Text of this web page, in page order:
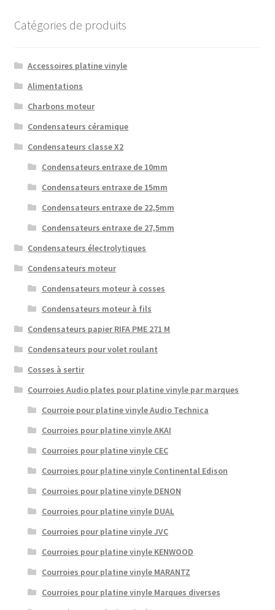
Catégories de produits
Accessoires platine vinyle
Alimentations
Charbons moteur
Condensateurs céramique
Condensateurs classe X2
Condensateurs entraxe de 10mm
Condensateurs entraxe de 15mm
Condensateurs entraxe de 22,5mm
Condensateurs entraxe de 27,5mm
Condensateurs électrolytiques
Condensateurs moteur
Condensateurs moteur à cosses
Condensateurs moteur à fils
Condensateurs papier RIFA PME 271 M
Condensateurs pour volet roulant
Cosses à sertir
Courroies Audio plates pour platine vinyle par marques
Courroie pour platine vinyle Audio Technica
Courroies pour platine vinyle AKAI
Courroies pour platine vinyle CEC
Courroies pour platine vinyle Continental Edison
Courroies pour platine vinyle DENON
Courroies pour platine vinyle DUAL
Courroies pour platine vinyle JVC
Courroies pour platine vinyle KENWOOD
Courroies pour platine vinyle MARANTZ
Courroies pour platine vinyle Marques diverses